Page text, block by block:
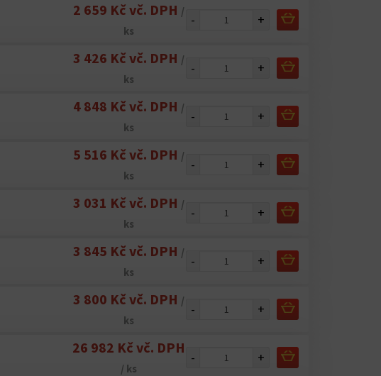
2 659 Kč vč. DPH /
ks
- +
3 426 Kč vč. DPH /
ks
- +
4 848 Kč vč. DPH /
ks
- +
5 516 Kč vč. DPH /
ks
- +
3 031 Kč vč. DPH /
ks
- +
3 845 Kč vč. DPH /
ks
- +
3 800 Kč vč. DPH /
ks
- +
26 982 Kč vč. DPH
/ ks
- +